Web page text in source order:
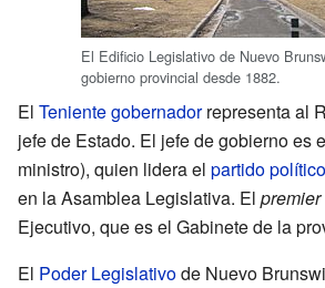
El Edificio Legislativo de Nuevo
gobierno provincial desde 1882.
El Teniente gobernadorrepresenta al
jefe de Estado. El jefe de gobierno es
ministro), quien lidera el partido político
en la Asamblea Legislativa. El premier
Ejecutivo, que es el Gabinete de la
El Poder Legislativode Nuevo